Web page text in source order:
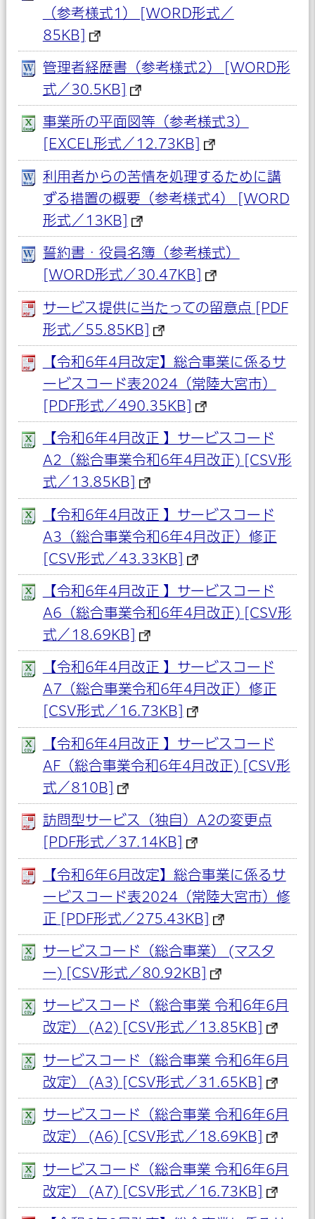
（参考様式1） [WORD形式／
85KB]
管理者経歴書（参考様式2） [WORD形
式／30.5KB]
事業所の平面図等（参考様式3）
[EXCEL形式／12.73KB]
利用者からの苦情を処理するために講
ずる措置の概要（参考様式4） [WORD
形式／13KB]
誓約書・役員名簿（参考様式）
[WORD形式／30.47KB]
サービス提供に当たっての留意点 [PDF
形式／55.85KB]
【令和6年4月改定】総合事業に係るサ
ービスコード表2024（常陸大宮市）
[PDF形式／490.35KB]
【令和6年4月改正 】サービスコード
A2（総合事業令和6年4月改正) [CSV形
式／13.85KB]
【令和6年4月改正 】サービスコード
A3（総合事業令和6年4月改正）修正
[CSV形式／43.33KB]
【令和6年4月改正 】サービスコード
A6（総合事業令和6年4月改正) [CSV形
式／18.69KB]
【令和6年4月改正 】サービスコード
A7（総合事業令和6年4月改正）修正
[CSV形式／16.73KB]
【令和6年4月改正 】サービスコード
AF（総合事業令和6年4月改正) [CSV形
式／810B]
訪問型サービス（独自）A2の変更点
[PDF形式／37.14KB]
【令和6年6月改定】総合事業に係るサ
ービスコード表2024（常陸大宮市）修
正 [PDF形式／275.43KB]
サービスコード（総合事業） (マスタ
ー) [CSV形式／80.92KB]
サービスコード（総合事業 令和6年6月
改定） (A2) [CSV形式／13.85KB]
サービスコード（総合事業 令和6年6月
改定） (A3) [CSV形式／31.65KB]
サービスコード（総合事業 令和6年6月
改定） (A6) [CSV形式／18.69KB]
サービスコード（総合事業 令和6年6月
改定） (A7) [CSV形式／16.73KB]